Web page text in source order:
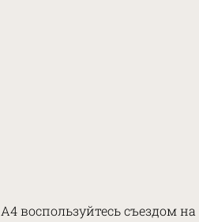
воспользуйтесь съездом на